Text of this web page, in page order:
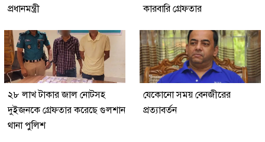
প্রধানমন্ত্রী
কারবারি গ্রেফতার
২৮ লাখ টাকার জাল নোটসহ
দুইজনকে গ্রেফতার করেছে গুলশান
থানা পুলিশ
যেকোনো সময় বেনজীরের
প্রত্যাবর্তন